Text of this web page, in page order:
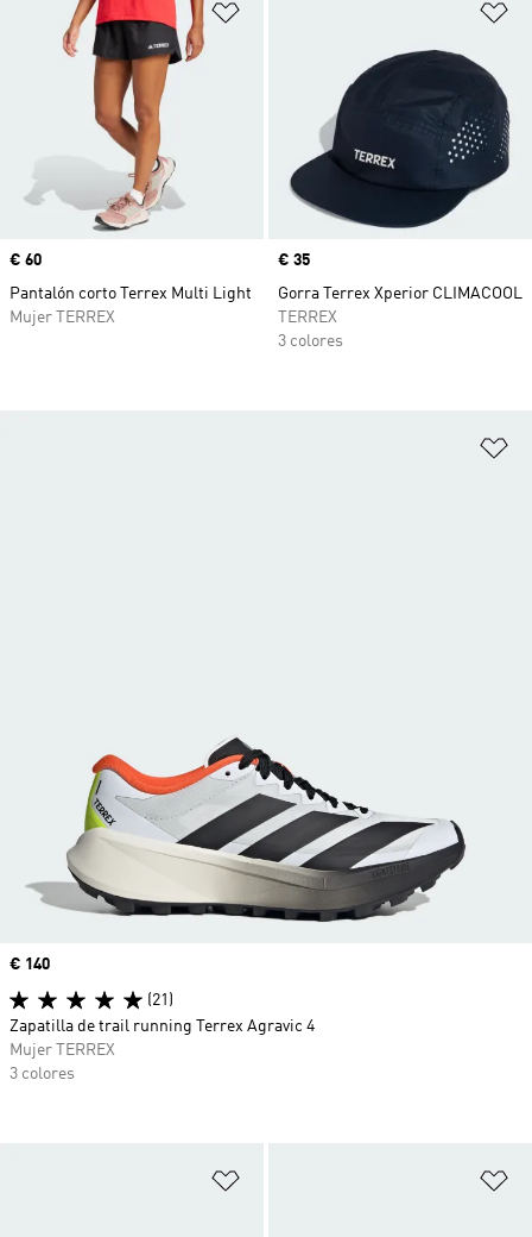
Precio
€ 60
Pantalón corto Terrex Multi Light
Mujer TERREX
Precio
€ 35
Gorra Terrex Xperior CLIMACOOL
TERREX
3 colores
Precio
€ 140
(21)
Zapatilla de trail running Terrex Agravic 4
Mujer TERREX
3 colores